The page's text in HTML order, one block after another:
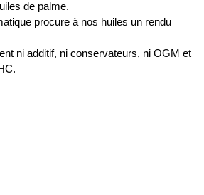
de palme.
procure à nos huiles un rendu
ni additif, ni conservateurs, ni OGM et